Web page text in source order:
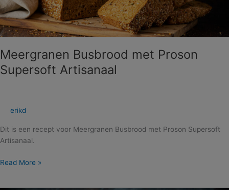
Meergranen Busbrood met Proson
Supersoft Artisanaal
erikd
Dit is een recept voor Meergranen Busbrood met Proson Supersoft
Artisanaal.
Artisanaal
Read More »